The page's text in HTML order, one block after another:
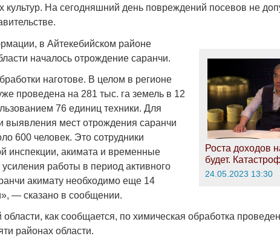
культур. На сегодняшний день повреждений посевов не
Роста доходов
будет.
24.05.2023 13:30
в Айтекебийском районе
началось отрождение саранчи.
наготове. В целом в регионе
проведена на 281 тыс. га земель в 12
76 единиц техники. Для
выявления мест отрождения саранчи
600 человек. Это сотрудники
инспекции, акимата и временные
работы в период активного
акимату необходимо еще 14
— сказано в сообщении.
области, как сообщается, по химическая обработка
районах области.
08.11.2024